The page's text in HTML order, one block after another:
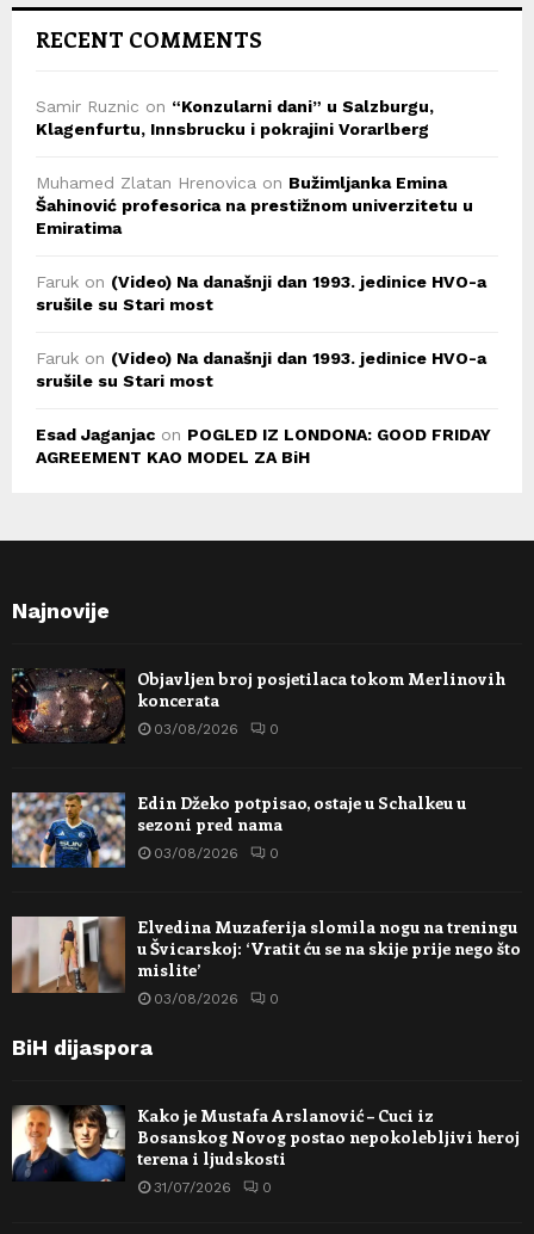
RECENT COMMENTS
Samir Ruznic on “Konzularni dani” u Salzburgu,
Klagenfurtu, Innsbrucku i pokrajini Vorarlberg
Muhamed Zlatan Hrenovica on Bužimljanka Emina
Šahinović profesorica na prestižnom univerzitetu u
Emiratima
Faruk on (Video) Na današnji dan 1993. jedinice HVO-a
srušile su Stari most
Faruk on (Video) Na današnji dan 1993. jedinice HVO-a
srušile su Stari most
Esad Jaganjac on POGLED IZ LONDONA: GOOD FRIDAY
AGREEMENT KAO MODEL ZA BiH
Najnovije
Objavljen broj posjetilaca tokom Merlinovih
koncerata
03/08/2026 0
Edin Džeko potpisao, ostaje u Schalkeu u
sezoni pred nama
03/08/2026 0
Elvedina Muzaferija slomila nogu na treningu
u Švicarskoj: ‘Vratit ću se na skije prije nego što
mislite’
03/08/2026 0
BiH dijaspora
Kako je Mustafa Arslanović – Cuci iz
Bosanskog Novog postao nepokolebljivi heroj
terena i ljudskosti
31/07/2026 0